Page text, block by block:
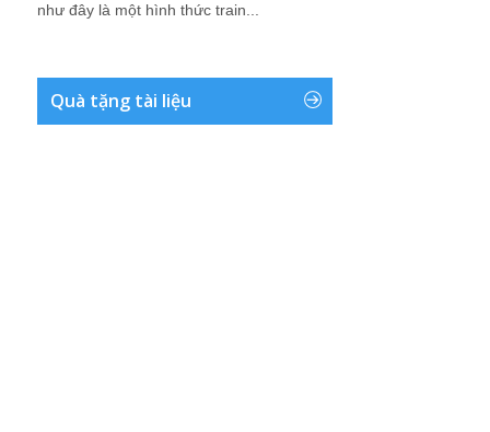
như đây là một hình thức train...
Quà tặng tài liệu